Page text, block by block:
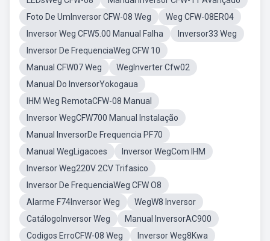
Foto De UmInversor CFW-08 Weg
Weg CFW-08ER04
Inversor Weg CFW5.00 Manual Falha
Inversor33 Weg
Inversor De FrequenciaWeg CFW 10
Manual CFW07 Weg
WegInverter Cfw02
Manual Do InversorYokogaua
IHM Weg RemotaCFW-08 Manual
Inversor WegCFW700 Manual Instalação
Manual InversorDe Frequencia PF70
Manual WegLigacoes
Inversor WegCom IHM
Inversor Weg220V 2CV Trifasico
Inversor De FrequenciaWeg CFW O8
Alarme F74Inversor Weg
WegW8 Inversor
CatálogoInversor Weg
Manual InversorAC900
Codigos ErroCFW-08 Weg
Inversor Weg8Kwa